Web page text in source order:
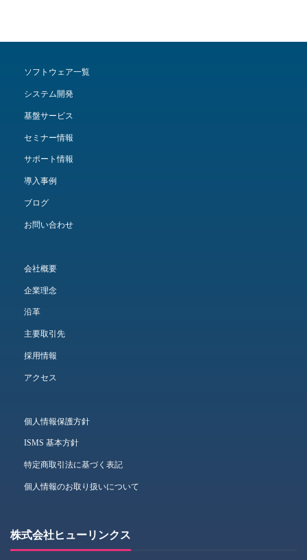
ソフトウェア一覧
システム開発
基盤サービス
セミナー情報
サポート情報
導入事例
ブログ
お問い合わせ
会社概要
企業理念
沿革
主要取引先
採用情報
アクセス
個人情報保護方針
ISMS 基本方針
特定商取引法に基づく表記
個人情報のお取り扱いについて
株式会社ヒューリンクス